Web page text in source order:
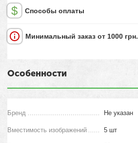
Способы оплаты
Минимальный заказ от 1000 грн.
Особенности
Бренд Не указан
Вместимость изображений 5 шт